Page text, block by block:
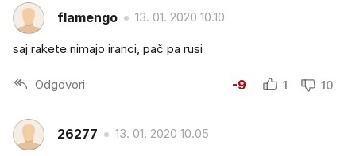
flamengo 13. 01. 2020 10.10
saj rakete nimajo iranci, pač pa rusi
Odgovori -9 1 10
26277 13. 01. 2020 10.05